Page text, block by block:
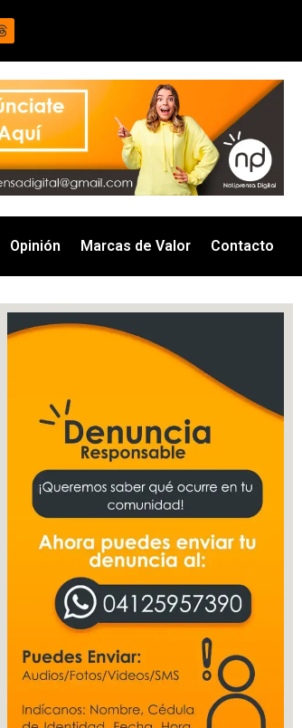
Opinión Marcas de Valor Contacto